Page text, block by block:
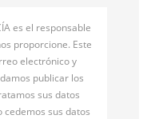
es el responsable
proporcione. Este
electrónico y
publicar los
sus datos
cedemos sus datos